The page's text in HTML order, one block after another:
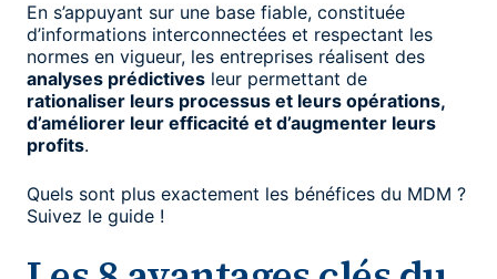
En s’appuyant sur une base fiable, constituée
d’informations interconnectées et respectant les
normes en vigueur, les entreprises réalisent des
analyses prédictives leur permettant de
rationaliser leurs processus et leurs opérations,
d’améliorer leur efficacité et d’augmenter leurs
profits.
Quels sont plus exactement les bénéfices du MDM ?
Suivez le guide !